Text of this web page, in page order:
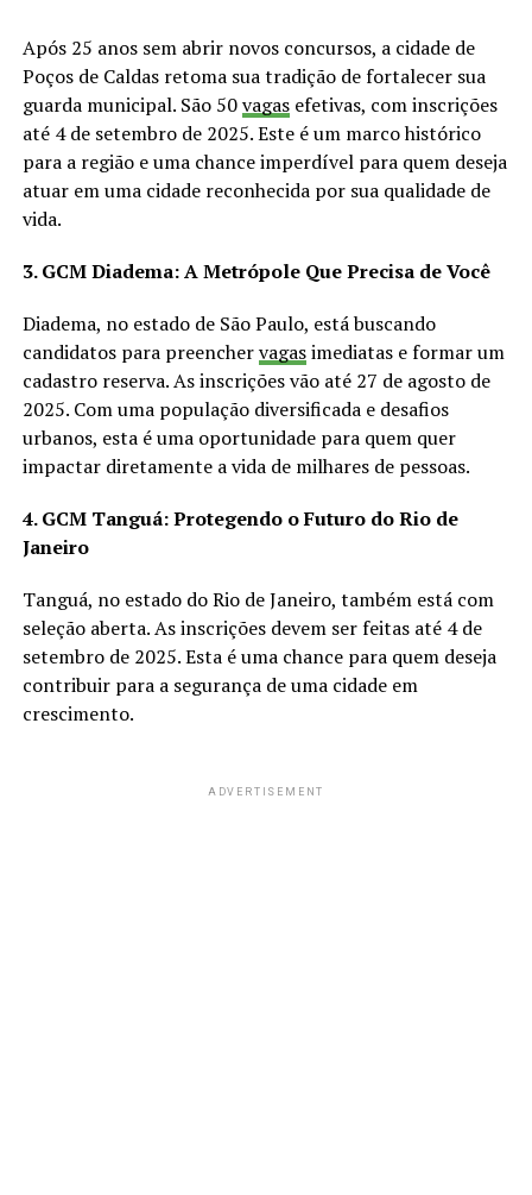
Após 25 anos sem abrir novos concursos, a cidade de
Poços de Caldas retoma sua tradição de fortalecer sua
guarda municipal. São 50vagasefetivas, com inscrições
até 4 de setembro de 2025. Este é um marco histórico
para a região e uma chance imperdível para quem deseja
atuar em uma cidade reconhecida por sua qualidade de
vida.
3. GCM Diadema: A Metrópole Que Precisa de Você
Diadema, no estado de São Paulo, está buscando
candidatos para preenchervagasimediatas e formar um
cadastro reserva. As inscrições vão até 27 de agosto de
2025. Com uma população diversificada e desafios
urbanos, esta é uma oportunidade para quem quer
impactar diretamente a vida de milhares de pessoas.
4. GCM Tanguá: Protegendo o Futuro do Rio de
Janeiro
Tanguá, no estado do Rio de Janeiro, também está com
seleção aberta. As inscrições devem ser feitas até 4 de
setembro de 2025. Esta é uma chance para quem deseja
contribuir para a segurança de uma cidade em
crescimento.
ADVERTISEMENT